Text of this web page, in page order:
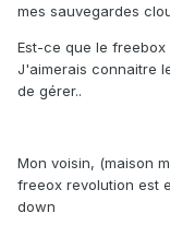
mes sauvegardes
Est-ce que le
J'aimerais connaitre
de gérer..
Mon voisin, (maison
freeox revolution est
down